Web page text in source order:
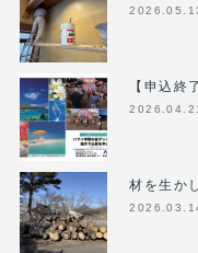
【申込終
材を生か